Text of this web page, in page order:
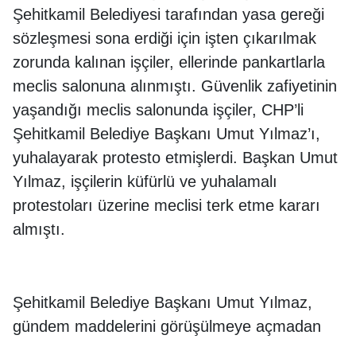
Şehitkamil Belediyesi tarafından yasa gereği
sözleşmesi sona erdiği için işten çıkarılmak
zorunda kalınan işçiler, ellerinde pankartlarla
meclis salonuna alınmıştı. Güvenlik zafiyetinin
yaşandığı meclis salonunda işçiler, CHP’li
Şehitkamil Belediye Başkanı Umut Yılmaz’ı,
yuhalayarak protesto etmişlerdi. Başkan Umut
Yılmaz, işçilerin küfürlü ve yuhalamalı
protestoları üzerine meclisi terk etme kararı
almıştı.
Şehitkamil Belediye Başkanı Umut Yılmaz,
gündem maddelerini görüşülmeye açmadan